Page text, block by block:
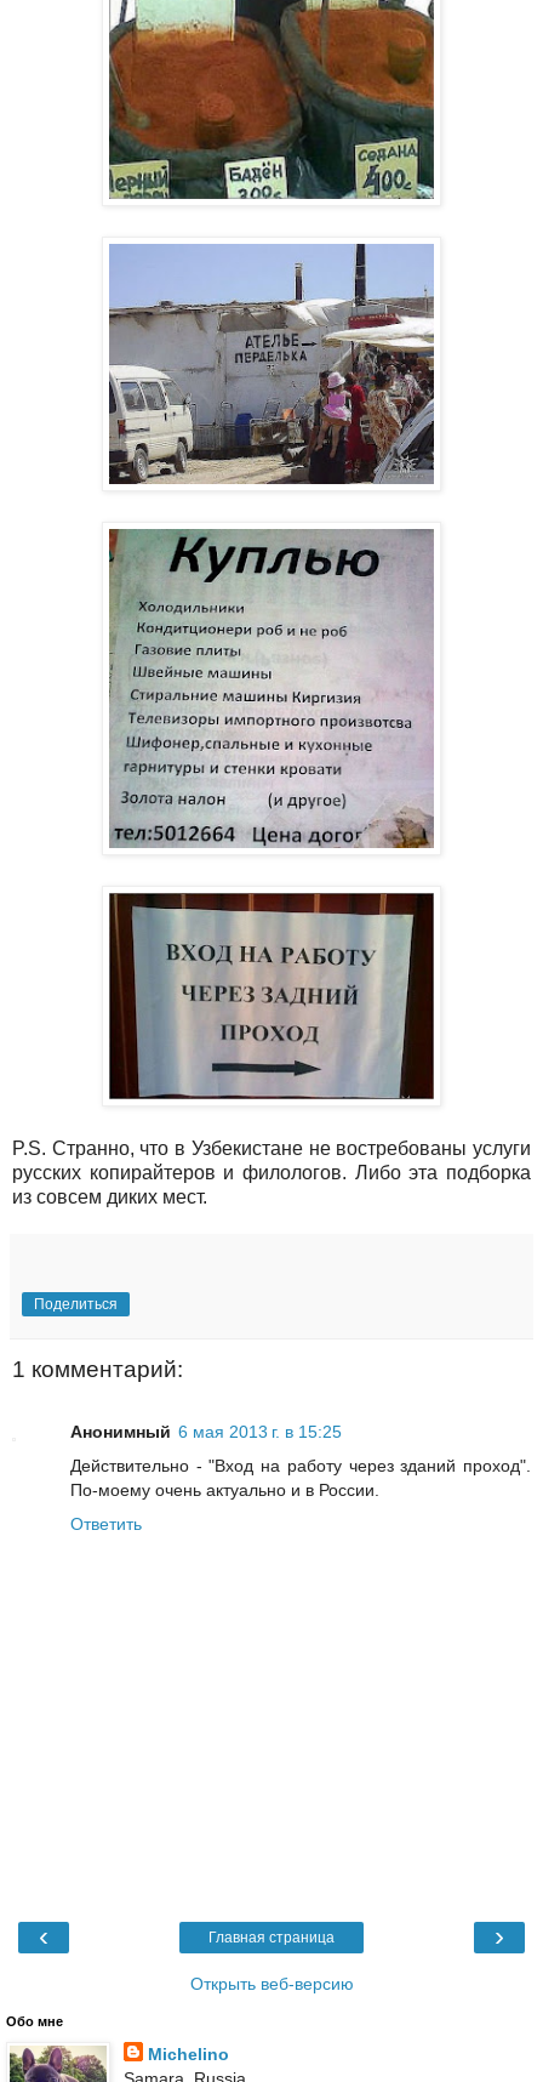
P.S. Странно, что в Узбекистане не востребованы услуги
русских копирайтеров и филологов. Либо эта подборка
из совсем диких мест.
Поделиться
1 комментарий:
Анонимный 6 мая 2013 г. в 15:25
Действительно - "Вход на работу через зданий проход".
По-моему очень актуально и в России.
Ответить
‹ ›
Главная страница
Открыть веб-версию
Обо мне
Michelino
Samara, Russia